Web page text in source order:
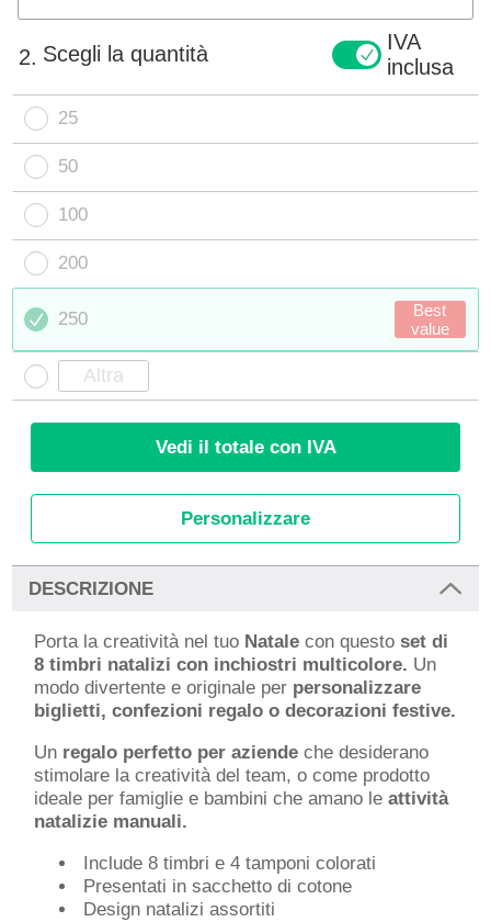
2. Scegli la quantità
IVA
inclusa
25
50
100
200
250
Best
value
Vedi il totale con IVA
Personalizzare
DESCRIZIONE
Porta la creatività nel tuo Natale con questoset di
8 timbri natalizi con inchiostri multicolore. Un
modo divertente e originale per personalizzare
biglietti, confezioni regalo o decorazioni festive.
Un regalo perfetto per aziende che desiderano
stimolare la creatività del team, o come prodotto
ideale per famiglie e bambini che amano leattività
natalizie manuali.
Include 8 timbri e 4 tamponi colorati
Presentati in sacchetto di cotone
Design natalizi assortiti